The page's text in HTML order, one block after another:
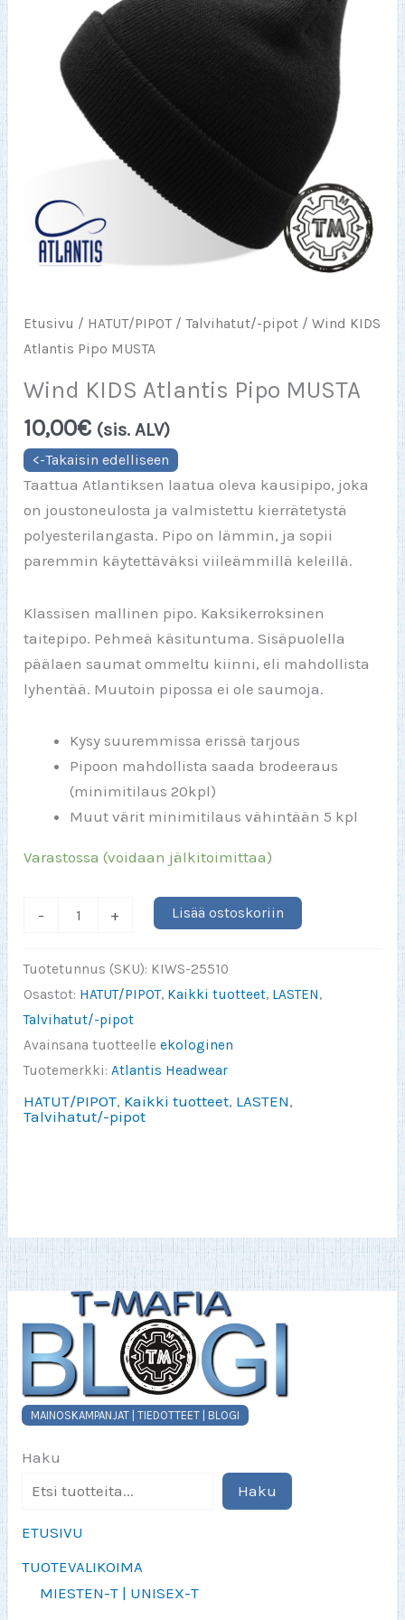
MAINOSKAMPANJAT | TIEDOTTEET | BLOGI
Haku
Haku
ETUSIVU
TUOTEVALIKOIMA
MIESTEN-T | UNISEX-T
Etusivu / HATUT/PIPOT/Talvihatut/-pipot / Wind KIDS
Atlantis Pipo MUSTA
Wind KIDS Atlantis Pipo MUSTA
10,00€ (sis. ALV)
Taattua Atlantiksen laatua oleva kausipipo, joka
on joustoneulosta ja valmistettu kierrätetystä
polyesterilangasta. Pipo on lämmin, ja sopii
paremmin käytettäväksi viileämmillä keleillä.
Klassisen mallinen pipo. Kaksikerroksinen
taitepipo. Pehmeä käsituntuma. Sisäpuolella
päälaen saumat ommeltu kiinni, eli mahdollista
lyhentää. Muutoin pipossa ei ole saumoja.
Kysy suuremmissa erissä tarjous
Pipoon mahdollista saada brodeeraus
(minimitilaus 20kpl)
Muut värit minimitilaus vähintään 5 kpl
Varastossa (voidaan jälkitoimittaa)
-
MUSTA
määrä
+ Lisää ostoskoriin
Tuotetunnus (SKU): KIWS-25510
Osastot: HATUT/PIPOT, Kaikki tuotteet, LASTEN,
Talvihatut/-pipot
Avainsana tuotteelleekologinen
Tuotemerkki:Atlantis Headwear
HATUT/PIPOT, Kaikki tuotteet, LASTEN,
Talvihatut/-pipot